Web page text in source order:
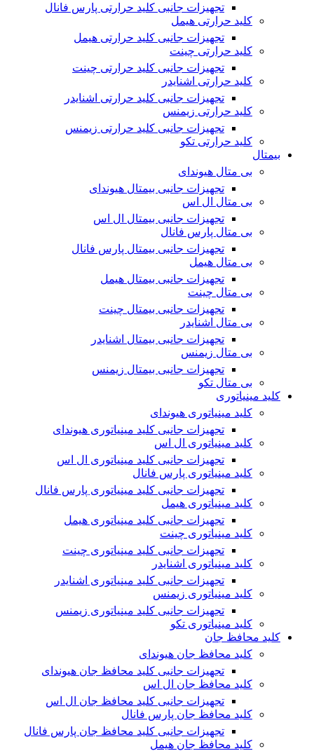
تجهیزات جانبی کلید حرارتی پارس فانال
کلید حرارتی هیمل
تجهیزات جانبی کلید حرارتی هیمل
کلید حرارتی چینت
تجهیزات جانبی کلید حرارتی چینت
کلید حرارتی اشنایدر
تجهیزات جانبی کلید حرارتی اشنایدر
کلید حرارتی زیمنس
تجهیزات جانبی کلید حرارتی زیمنس
کلید حرارتی تکو
بیمتال
بی متال هیوندای
تجهیزات جانبی بیمتال هیوندای
بی متال ال اس
تجهیزات جانبی بیمتال ال اس
بی متال پارس فانال
تجهیزات جانبی بیمتال پارس فانال
بی متال هیمل
تجهیزات جانبی بیمتال هیمل
بی متال چینت
تجهیزات جانبی بیمتال چینت
بی متال اشنایدر
تجهیزات جانبی بیمتال اشنایدر
بی متال زیمنس
تجهیزات جانبی بیمتال زیمنس
بی متال تکو
کلید مینیاتوری
کلید مینیاتوری هیوندای
تجهیزات جانبی کلید مینیاتوری هیوندای
کلید مینیاتوری ال اس
تجهیزات جانبی کلید مینیاتوری ال اس
کلید مینیاتوری پارس فانال
تجهیزات جانبی کلید مینیاتوری پارس فانال
کلید مینیاتوری هیمل
تجهیزات جانبی کلید مینیاتوری هیمل
کلید مینیاتوری چینت
تجهیزات جانبی کلید مینیاتوری چینت
کلید مینیاتوری اشنایدر
تجهیزات جانبی کلید مینیاتوری اشنایدر
کلید مینیاتوری زیمنس
تجهیزات جانبی کلید مینیاتوری زیمنس
کلید مینیاتوری تکو
کلید محافظ جان
کلید محافظ جان هیوندای
تجهیزات جانبی کلید محافظ جان هیوندای
کلید محافظ جان ال اس
تجهیزات جانبی کلید محافظ جان ال اس
کلید محافظ جان پارس فانال
تجهیزات جانبی کلید محافظ جان پارس فانال
کلید محافظ جان هیمل